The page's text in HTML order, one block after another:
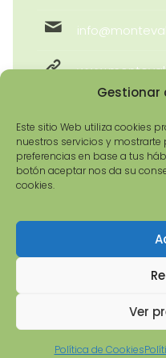
Gestionar
Este sitio Web utiliza cookies
nuestros servicios y
preferencias en base a tus
botón aceptar nos da su
cookies.
Ver
Política de Cookies
© 2026 Asociación
dereitos reservados